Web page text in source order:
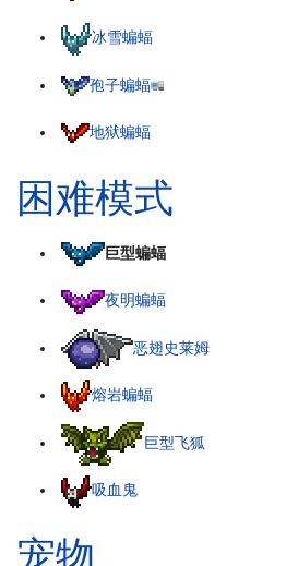
冰雪蝙蝠
孢子蝙蝠
地狱蝙蝠
困难模式
巨型蝙蝠
夜明蝙蝠
恶翅史莱姆
熔岩蝙蝠
巨型飞狐
吸血鬼
宠物